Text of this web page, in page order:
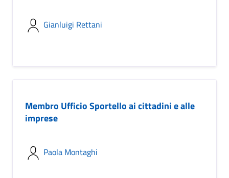
Gianluigi Rettani
Membro Ufficio Sportello ai cittadini e alle
imprese
Paola Montaghi